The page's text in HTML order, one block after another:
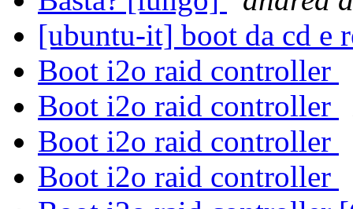
[ubuntu-it] boot da cd e
Boot i2o raid controller
Boot i2o raid controller
Boot i2o raid controller
Boot i2o raid controller